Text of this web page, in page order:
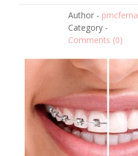
Author -
Category -
Comments (0)